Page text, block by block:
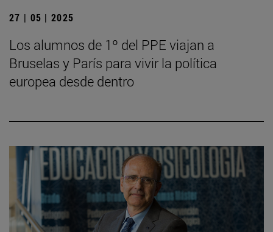
27 | 05 | 2025
Los alumnos de 1º del PPE viajan a
Bruselas y París para vivir la política
europea desde dentro